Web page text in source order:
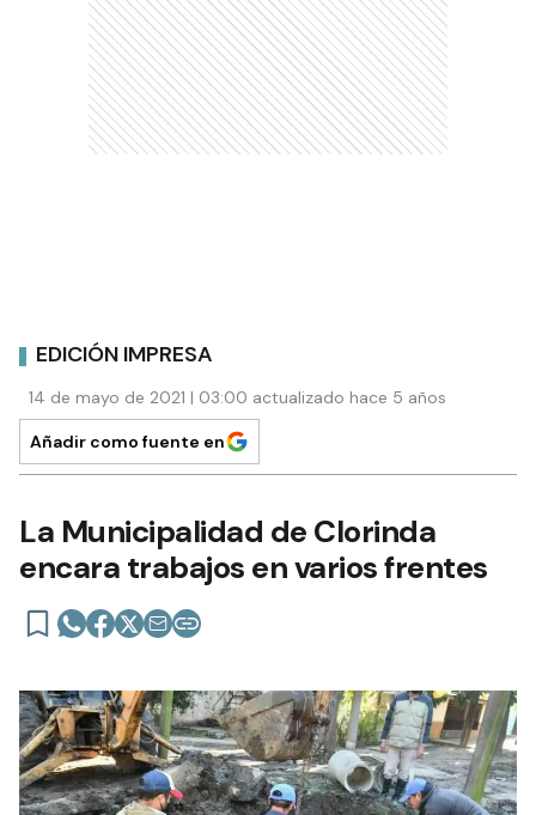
EDICIÓN IMPRESA
14 de mayo de 2021 | 03:00 actualizado hace 5 años
Añadir como fuente en
La Municipalidad de Clorinda
encara trabajos en varios frentes